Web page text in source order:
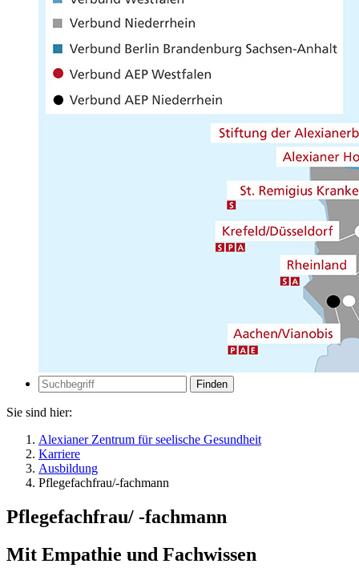
Zur Suche
Suche
Sie sind hier:
Alexianer Zentrum für seelische Gesundheit
Karriere
Ausbildung
Pflegefachfrau/-fachmann
Pflegefachfrau/ -fachmann
Mit Empathie und Fachwissen